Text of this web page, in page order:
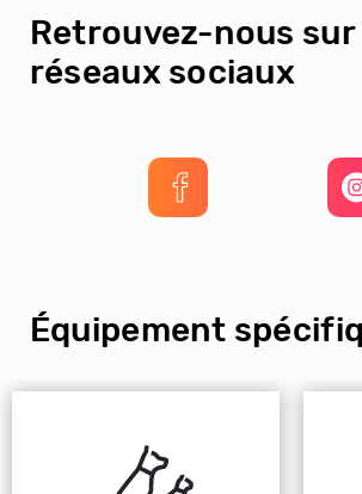
Équipement
Retrouvez-nous sur
réseaux sociaux